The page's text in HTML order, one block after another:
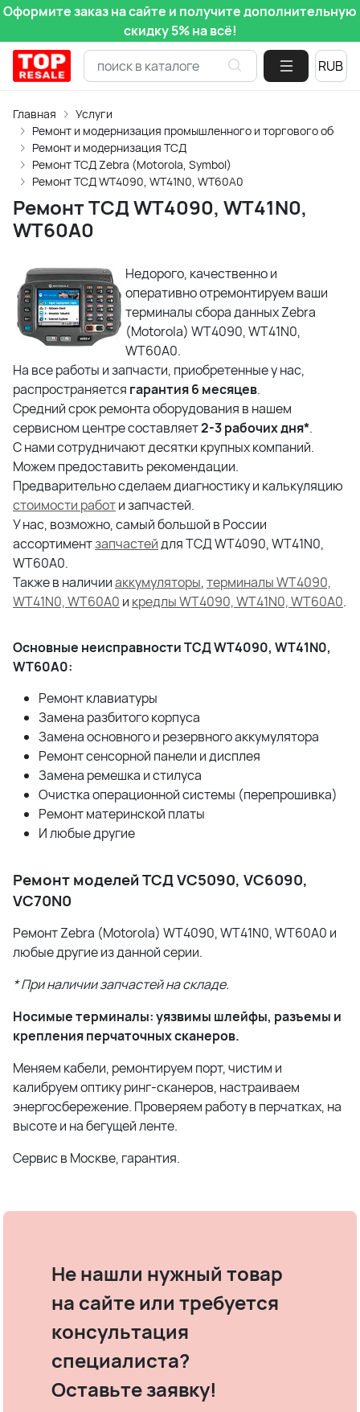
Оформите заказ на сайте и получите дополнительную
скидку 5% на всё!
Главная
Услуги
Ремонт и модернизация промышленного и торгового
Ремонт и модернизация ТСД
Ремонт ТСД Zebra (Motorola, Symbol)
Ремонт ТСД WT4090, WT41N0, WT60A0
Ремонт ТСД WT4090, WT41N0,
WT60A0
Недорого, качественно и
оперативно отремонтируем ваши
терминалы сбора данных Zebra
(Motorola) WT4090, WT41N0,
WT60A0.
На все работы и запчасти, приобретенные у нас,
распространяется гарантия 6 месяцев.
Средний срок ремонта оборудования в нашем
сервисном центре составляет2-3 рабочих дня*.
С нами сотрудничают десятки крупных компаний.
Можем предоставить рекомендации.
Предварительно сделаем диагностику и калькуляцию
стоимости работи запчастей.
У нас, возможно, самый большой в России
ассортиментзапчастейдля ТСД WT4090, WT41N0,
WT60A0.
Также в наличииаккумуляторы,терминалы WT4090,
WT41N0, WT60A0 и кредлы WT4090, WT41N0, WT60A0.
Основные неисправности ТСД WT4090, WT41N0,
WT60A0:
Ремонт клавиатуры
Замена разбитого корпуса
Замена основного и резервного аккумулятора
Ремонт сенсорной панели и дисплея
Замена ремешка и стилуса
Очистка операционной системы (перепрошивка)
Ремонт материнской платы
И любые другие
Ремонт моделей ТСД VC5090, VC6090,
VC70N0
Ремонт Zebra (Motorola) WT4090, WT41N0, WT60A0 и
любые другие из данной серии.
* При наличии запчастей на складе.
Носимые терминалы: уязвимы шлейфы, разъемы и
крепления перчаточных сканеров.
Меняем кабели, ремонтируем порт, чистим и
калибруем оптику ринг-сканеров, настраиваем
энергосбережение. Проверяем работу в перчатках, на
высоте и на бегущей ленте.
Сервис в Москве, гарантия.
Не нашли нужный товар
на сайте или требуется
консультация
специалиста?
Оставьте заявку!